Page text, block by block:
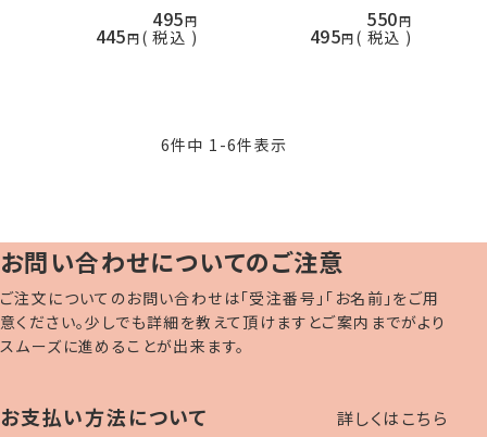
495
445 税込
550
495 税込
6件中 1 -6件表示
お問い合わせについてのご注意
ご注文についてのお問い合わせは「受注番号」「お名前」をご用
意ください。少しでも詳細を教えて頂けますとご案内までがより
スムーズに進めることが出来ます。
お支払い方法について 詳しくはこちら